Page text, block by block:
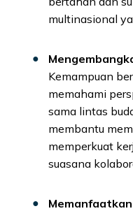
multinasional
Kemampuan
memahami
sama lintas
membantu
memperkuat
suasana